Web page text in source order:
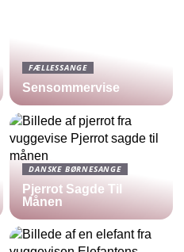
FÆLLESSANGE
Sensommervise
DANSKE BØRNESANGE
Pjerrot Sagde Til
Månen